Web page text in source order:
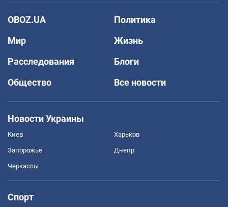
OBOZ.UA
Политика
Мир
Жизнь
Расследования
Блоги
Общество
Все новости
Новости Украины
Киев Харьков
Запорожье Днепр
Черкассы
Спорт